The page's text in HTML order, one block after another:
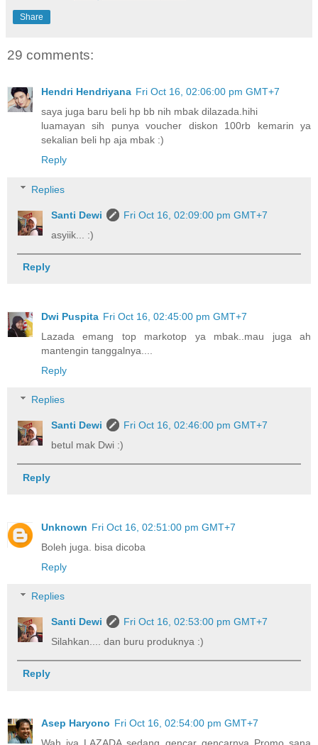
Share
29 comments:
Hendri Hendriyana Fri Oct 16, 02:06:00 pm GMT+7
saya juga baru beli hp bb nih mbak dilazada.hihi
luamayan sih punya voucher diskon 100rb kemarin ya
sekalian beli hp aja mbak :)
Reply
Replies
Santi Dewi
Fri Oct 16, 02:09:00 pm GMT+7
asyiik... :)
Reply
Dwi Puspita Fri Oct 16, 02:45:00 pm GMT+7
Lazada emang top markotop ya mbak..mau juga ah
mantengin tanggalnya....
Reply
Replies
Santi Dewi
Fri Oct 16, 02:46:00 pm GMT+7
betul mak Dwi :)
Reply
Unknown Fri Oct 16, 02:51:00 pm GMT+7
Boleh juga. bisa dicoba
Reply
Replies
Santi Dewi
Fri Oct 16, 02:53:00 pm GMT+7
Silahkan.... dan buru produknya :)
Reply
Asep Haryono Fri Oct 16, 02:54:00 pm GMT+7